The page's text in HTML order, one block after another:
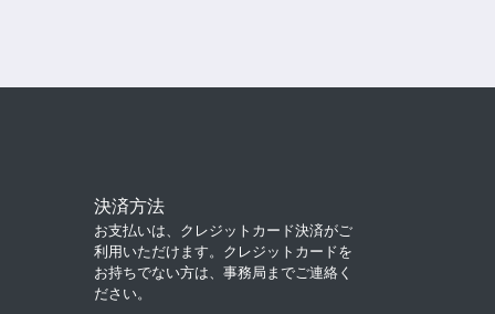
決済方法
お支払いは、クレジットカード決済がご
利用いただけます。クレジットカードを
お持ちでない方は、事務局までご連絡く
ださい。